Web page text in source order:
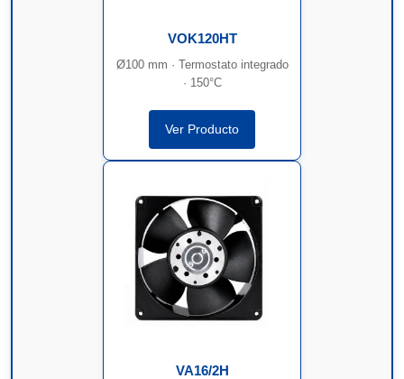
VOK120HT
Ø100 mm · Termostato integrado
· 150°C
Ver Producto
VA16/2H